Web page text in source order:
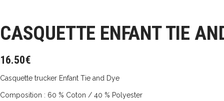
CASQUETTE ENFANT TIE
16.50€
Casquette trucker Enfant Tie and Dye
Composition : 60 % Coton / 40 % Polyester